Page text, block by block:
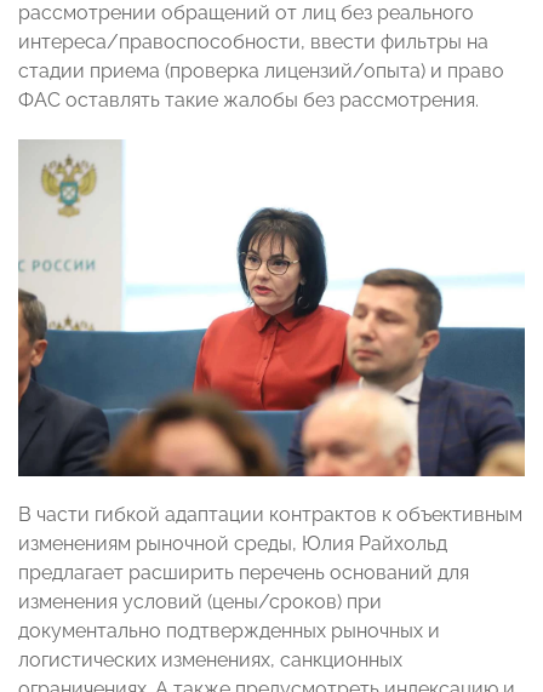
рассмотрении обращений от лиц без реального
интереса/правоспособности, ввести фильтры на
стадии приема (проверка лицензий/опыта) и право
ФАС оставлять такие жалобы без рассмотрения.
В части гибкой адаптации контрактов к объективным
изменениям рыночной среды, Юлия Райхольд
предлагает расширить перечень оснований для
изменения условий (цены/сроков) при
документально подтвержденных рыночных и
логистических изменениях, санкционных